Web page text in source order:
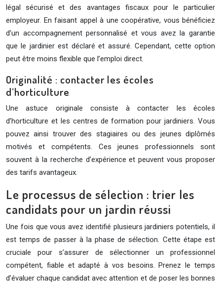
légal sécurisé et des avantages fiscaux pour le particulier
employeur. En faisant appel à une coopérative, vous bénéficiez
d’un accompagnement personnalisé et vous avez la garantie
que le jardinier est déclaré et assuré. Cependant, cette option
peut être moins flexible que l’emploi direct.
Originalité : contacter les écoles
d’horticulture
Une astuce originale consiste à contacter les écoles
d’horticulture et les centres de formation pour jardiniers. Vous
pouvez ainsi trouver des stagiaires ou des jeunes diplômés
motivés et compétents. Ces jeunes professionnels sont
souvent à la recherche d’expérience et peuvent vous proposer
des tarifs avantageux.
Le processus de sélection : trier les
candidats pour un jardin réussi
Une fois que vous avez identifié plusieurs jardiniers potentiels, il
est temps de passer à la phase de sélection. Cette étape est
cruciale pour s’assurer de sélectionner un professionnel
compétent, fiable et adapté à vos besoins. Prenez le temps
d’évaluer chaque candidat avec attention et de poser les bonnes